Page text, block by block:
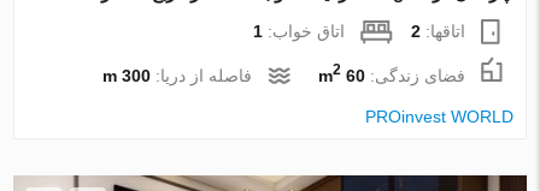
اتاقها:2 اتاق خواب:1
فضای زندگی:60 m
2 فاصله از دریا:300 m
PROinvest WORLD